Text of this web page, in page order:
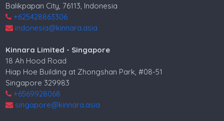
Balikpapan City, 76113, Indonesia
+625428863306
indonesia@kinnara.asia
Kinnara Limited - Singapore
18 Ah Hood Road
Hiap Hoe Building at Zhongshan Park, #08-51
Singapore 329983
+6569928068
singapore@kinnara.asia